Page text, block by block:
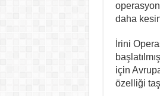
daha
İrini
için
özelliği